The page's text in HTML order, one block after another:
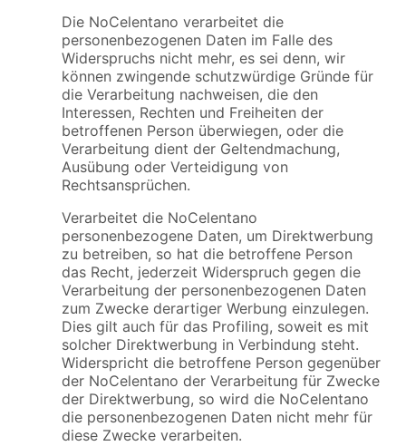
Die NoCelentano verarbeitet die
personenbezogenen Daten im Falle des
Widerspruchs nicht mehr, es sei denn, wir
können zwingende schutzwürdige Gründe für
die Verarbeitung nachweisen, die den
Interessen, Rechten und Freiheiten der
betroffenen Person überwiegen, oder die
Verarbeitung dient der Geltendmachung,
Ausübung oder Verteidigung von
Rechtsansprüchen.
Verarbeitet die NoCelentano
personenbezogene Daten, um Direktwerbung
zu betreiben, so hat die betroffene Person
das Recht, jederzeit Widerspruch gegen die
Verarbeitung der personenbezogenen Daten
zum Zwecke derartiger Werbung einzulegen.
Dies gilt auch für das Profiling, soweit es mit
solcher Direktwerbung in Verbindung steht.
Widerspricht die betroffene Person gegenüber
der NoCelentano der Verarbeitung für Zwecke
der Direktwerbung, so wird die NoCelentano
die personenbezogenen Daten nicht mehr für
diese Zwecke verarbeiten.